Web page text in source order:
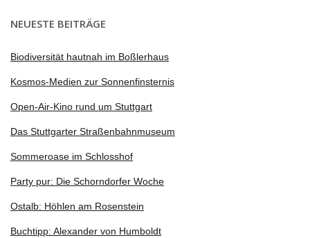
NEUESTE BEITRÄGE
Biodiversität hautnah im Boßlerhaus
Kosmos-Medien zur Sonnenfinsternis
Open-Air-Kino rund um Stuttgart
Das Stuttgarter Straßenbahnmuseum
Sommeroase im Schlosshof
Party pur: Die Schorndorfer Woche
Ostalb: Höhlen am Rosenstein
Buchtipp: Alexander von Humboldt